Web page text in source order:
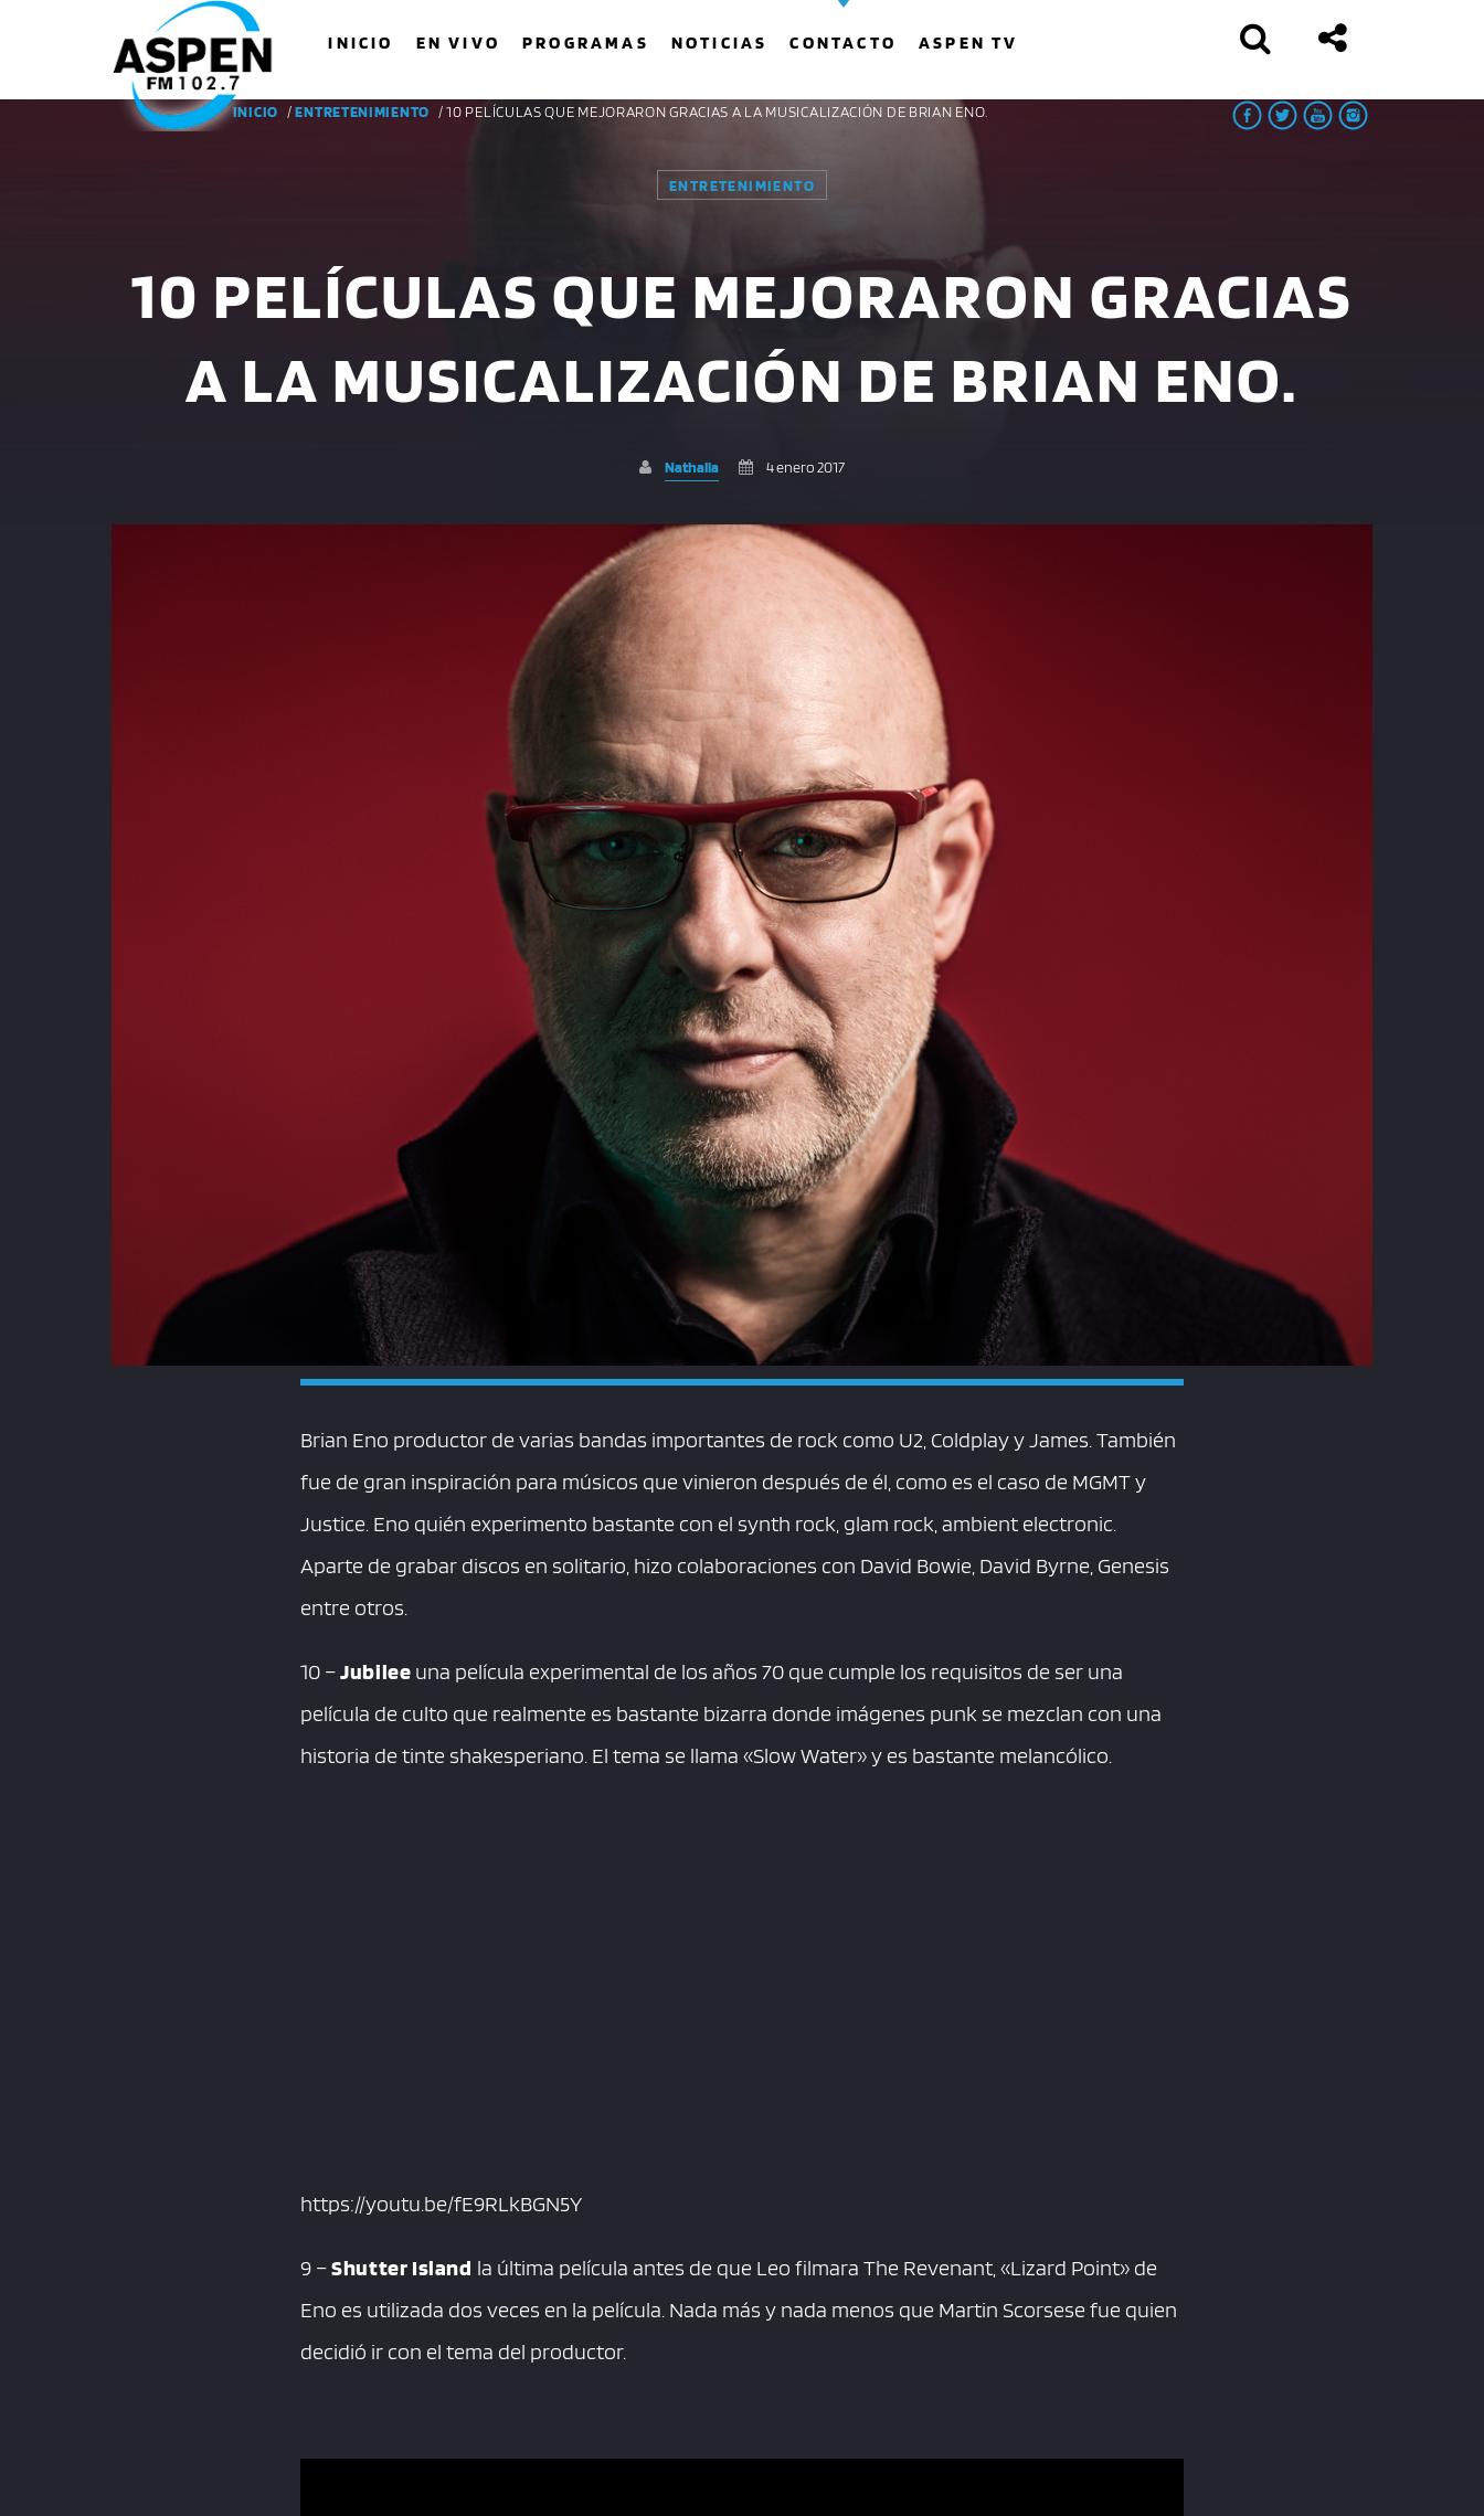
INICIO EN VIVO PROGRAMAS NOTICIAS CONTACTO ASPEN TV
BUSCAR EN EL SITIO:
COMPARTE ESTA PÁGINA EN:
Facebook
INICIO /ENTRETENIMIENTO / 10 PELÍCULAS QUE MEJORARON GRACIAS A LA MUSICALIZACIÓN DE BRIAN ENO.
ENTRETENIMIENTO
10 PELÍCULAS QUE MEJORARON GRACIAS
A LA MUSICALIZACIÓN DE BRIAN ENO.
Nathalia 4 enero 2017
Brian Eno productor de varias bandas importantes de rock como U2, Coldplay y James. También
fue de gran inspiración para músicos que vinieron después de él, como es el caso de MGMT y
Justice. Eno quién experimento bastante con el synth rock, glam rock, ambient electronic.
Aparte de grabar discos en solitario, hizo colaboraciones con David Bowie, David Byrne, Genesis
entre otros.
10 –Jubilee una película experimental de los años 70 que cumple los requisitos de ser una
película de culto que realmente es bastante bizarra donde imágenes punk se mezclan con una
historia de tinte shakesperiano. El tema se llama «Slow Water» y es bastante melancólico.
https://youtu.be/fE9RLkBGN5Y
9 –Shutter Island la última película antes de que Leo filmara The Revenant, «Lizard Point» de
Eno es utilizada dos veces en la película. Nada más y nada menos que Martin Scorsese fue quien
decidió ir con el tema del productor.